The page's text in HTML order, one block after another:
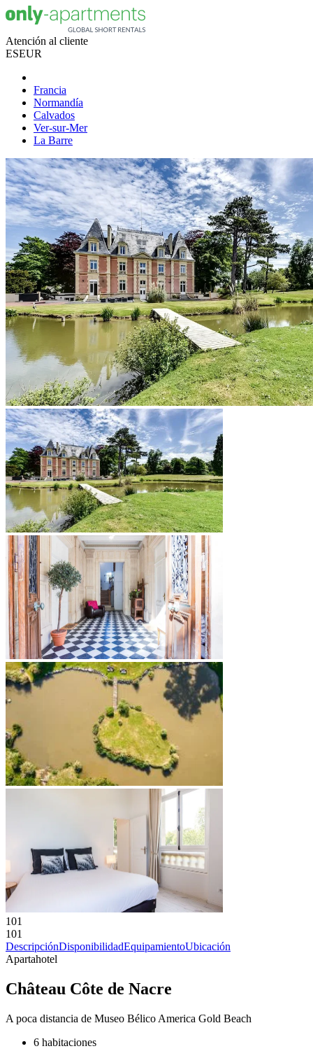
Atención al cliente
ESEUR
Francia
Normandía
Calvados
Ver-sur-Mer
La Barre
101
101
DescripciónDisponibilidadEquipamientoUbicación
Apartahotel
Château Côte de Nacre
A poca distancia de Museo Bélico America Gold Beach
6 habitaciones